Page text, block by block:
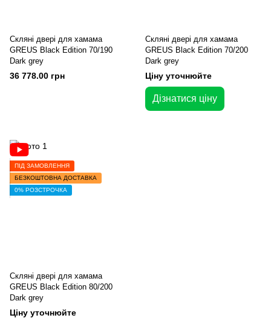
Скляні двері для хамама
GREUS Black Edition 70/190
Dark grey
36 778.00 грн
Скляні двері для хамама
GREUS Black Edition 70/200
Dark grey
Ціну уточнюйте
Дізнатися ціну
ПІД ЗАМОВЛЕННЯ
БЕЗКОШТОВНА ДОСТАВКА
0% РОЗСТРОЧКА
Скляні двері для хамама
GREUS Black Edition 80/200
Dark grey
Ціну уточнюйте